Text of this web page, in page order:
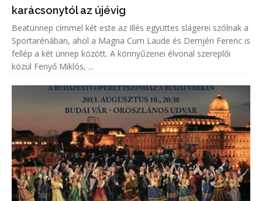
karácsonytól az újévig
Beatünnep címmel két este az Illés együttes slágerei szólnak a
Sportarénában, ahol a Magna Cum Laude és Demjén Ferenc is
fellép a két ünnep között. A könnyűzenei élvonal szereplői
közül Fenyő Miklós, ...